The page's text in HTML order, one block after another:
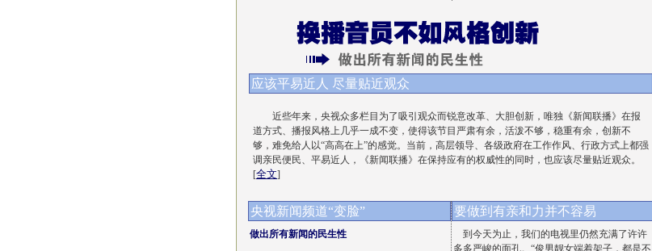
应该平易近人 尽量贴近观众
近些年来，央视众多栏目为了吸引观众而锐意改革、大胆创新，唯独《新闻联播》在报
道方式、播报风格上几乎一成不变，使得该节目严肃有余，活泼不够，稳重有余，创新不
够，难免给人以“高高在上”的感觉。当前，高层领导、各级政府在工作作风、行政方式上都强
调亲民便民、平易近人，《新闻联播》在保持应有的权威性的同时，也应该尽量贴近观众。
[全文]
央视新闻频道“变脸”
做出所有新闻的民生性
要做到有亲和力并不容易
到今天为止，我们的电视里仍然充满了许许
多多严峻的面孔。“俊男靓女端着架子，都是不